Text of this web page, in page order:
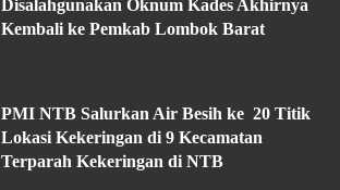
Disalahgunakan Oknum Kades Akhirnya
Kembali ke Pemkab Lombok Barat
PMI NTB Salurkan Air Besih ke 20 Titik
Lokasi Kekeringan di 9 Kecamatan
Terparah Kekeringan di NTB